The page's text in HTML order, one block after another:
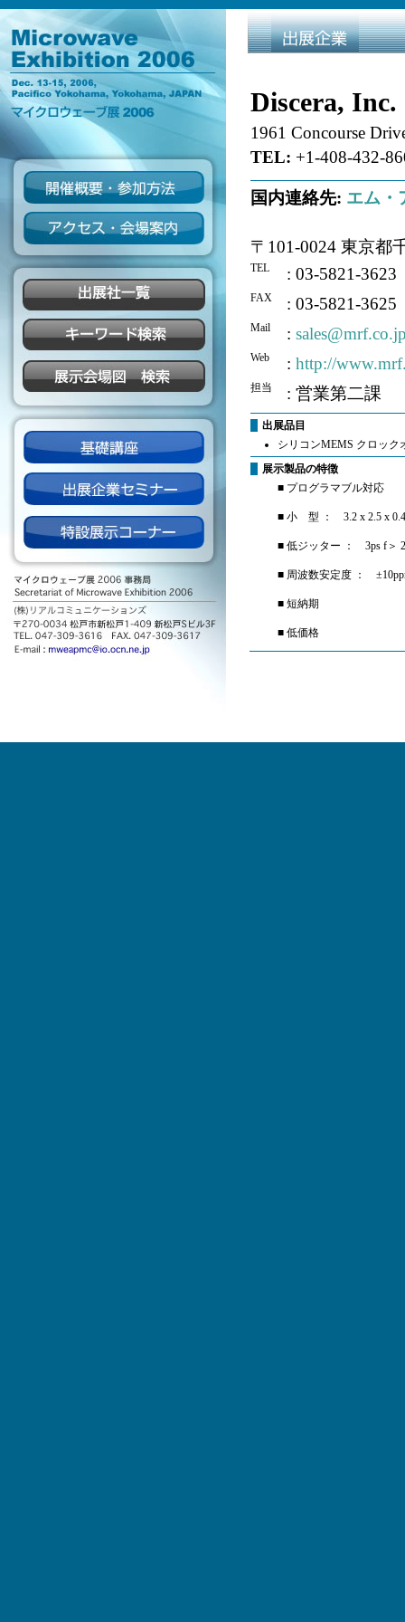
Discera, Inc.
1961 Concourse
TEL: +1-408-432-
国内連絡先: エム・
〒101-0024 東京都
TEL : 03-5821-3623
FAX : 03-5821-3625
Mail :
Web : http://
担当 : 営業第二課
出展品目
シリコンMEMS クロック
展示製品の特徴
■ プログラマブル対応
■ 小 型 ： 3.2 x 2.5 x
■ 低ジッター ： 3ps f＞
■ 周波数安定度 ：
■ 短納期
■ 低価格